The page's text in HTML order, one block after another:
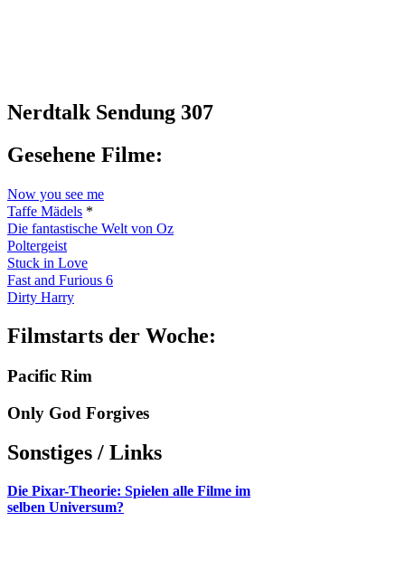
Nerdtalk Sendung 307
Gesehene Filme:
Now you see me
Taffe Mädels *
Die fantastische Welt von Oz
Poltergeist
Stuck in Love
Fast and Furious 6
Dirty Harry
Filmstarts der Woche:
Pacific Rim
Only God Forgives
Sonstiges / Links
Die Pixar-Theorie: Spielen alle Filme im
selben Universum?